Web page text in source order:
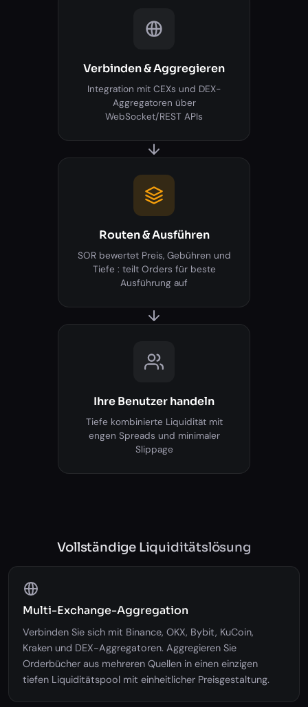
Verbinden & Aggregieren
Integration mit CEXs und DEX-
Aggregatoren über
WebSocket/REST APIs
Routen & Ausführen
SOR bewertet Preis, Gebühren und
Tiefe : teilt Orders für beste
Ausführung auf
Ihre Benutzer handeln
Tiefe kombinierte Liquidität mit
engen Spreads und minimaler
Slippage
Vollständige Liquiditätslösung
Multi-Exchange-Aggregation
Verbinden Sie sich mit Binance, OKX, Bybit, KuCoin,
Kraken und DEX-Aggregatoren. Aggregieren Sie
Orderbücher aus mehreren Quellen in einen einzigen
tiefen Liquiditätspool mit einheitlicher Preisgestaltung.